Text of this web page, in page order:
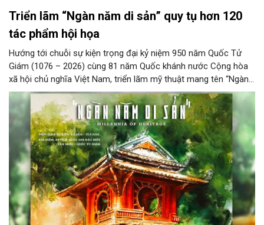
Triển lãm “Ngàn năm di sản” quy tụ hơn 120
tác phẩm hội họa
Hướng tới chuỗi sự kiện trọng đại kỷ niệm 950 năm Quốc Tử
Giám (1076 – 2026) cùng 81 năm Quốc khánh nước Cộng hòa
xã hội chủ nghĩa Việt Nam, triển lãm mỹ thuật mang tên “Ngàn
năm di sản” sẽ chính thức khai mạc vào ngày 8/8 tại Nhà Thái
Học, Di tích Quốc gia đặc biệt Văn Miếu – Quốc Tử Giám. Sự
kiện kéo dài đến ngày 25/9/2026 hứa hẹn trở thành điểm đến
văn hóa đầy sức hút, góp phần làm phong phú đời sống nghệ
thuật của Thủ đô trong mùa thu này.